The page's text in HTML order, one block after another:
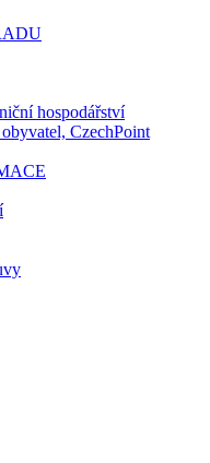
hospodářství
CzechPoint